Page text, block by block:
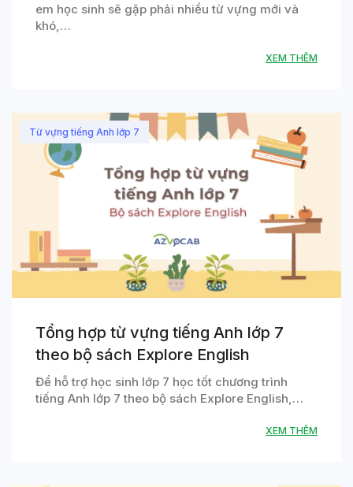
em học sinh sẽ gặp phải nhiều từ vựng mới và
khó,…
XEM THÊM
Từ vựng tiếng Anh lớp 7
Tổng hợp từ vựng tiếng Anh lớp 7
theo bộ sách Explore English
Để hỗ trợ học sinh lớp 7 học tốt chương trình
tiếng Anh lớp 7 theo bộ sách Explore English,…
XEM THÊM